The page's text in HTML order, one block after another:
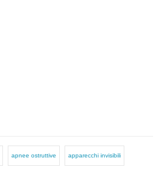
apnee ostruttive apparecchi invisibili